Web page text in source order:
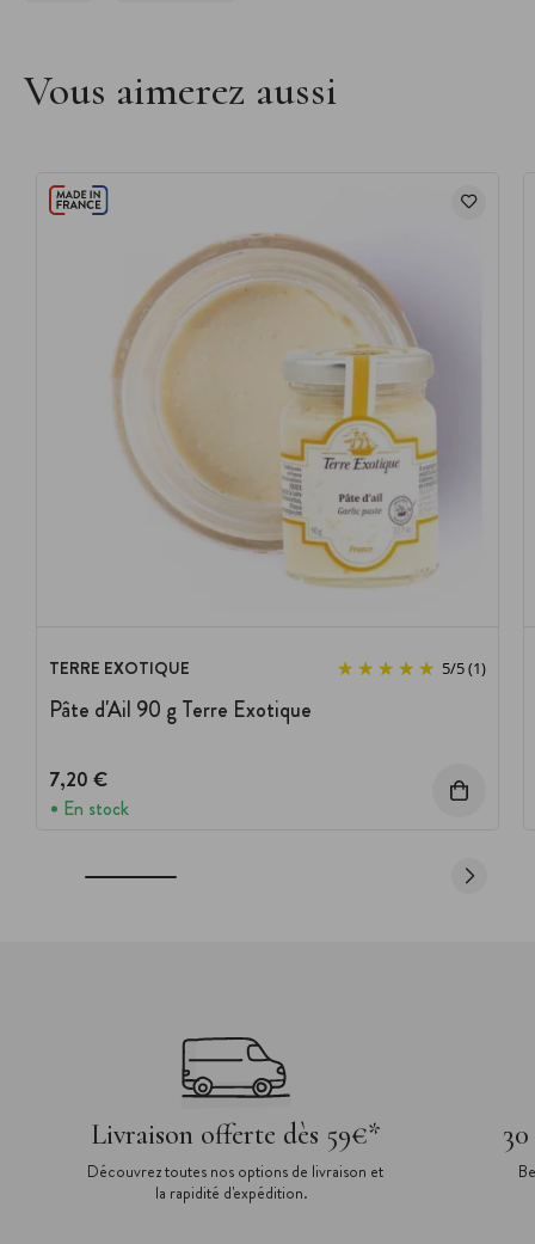
Vous aimerez aussi
TERRE EXOTIQUE 5/5(1)
Pâte d'Ail 90 g Terre Exotique
7,20 €
En stock
Livraison offerte dès 59€*
Découvrez toutes nos options de livraison et
la rapidité d'expédition.